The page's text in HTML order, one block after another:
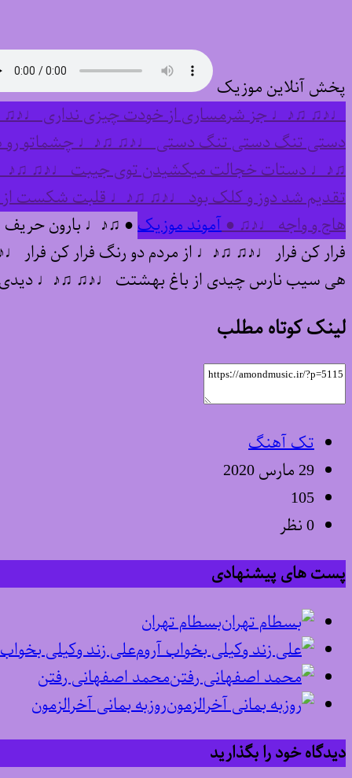
پخش آنلاین موزیک
♩♪♫ ♫♪♩ جز شرمساری از خودت چیزی نداری
دستی تنگ دستی تنگ دستی ♩♪♫ ♫♪♩ چشماتو
♫♪♩ دستات خجالت میکشیدن توی جیبت ♩♪♫ ♫♪♩
تقدیم شد دوز و کلک بود ♩♪♫ ♫♪♩ قلبت شکست
هاج و واجه ♩♪♫ ●آموند موزیک● ♫♪♩ بارون
فرار کن فرار ♩♪♫ ♫♪♩ از مردم دو رنگ فرار کن
هی سیب نارس چیدی از باغ بهشتت ♩♪♫ ♫♪♩
لینک کوتاه مطلب
تک آهنگ
29 مارس 2020
105
0 نظر
پست های پیشنهادی
بسطام تهران
علی زند وکیلی
محمد اصفهانی رفتن
روزبه بمانی آخرالزمون
دیدگاه خود را بگذارید